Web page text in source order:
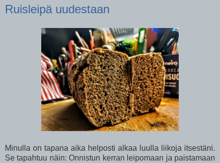
Ruisleipä uudestaan
Minulla on tapana aika helposti alkaa luulla liikoja itsestäni.
Se tapahtuu näin: Onnistun kerran leipomaan ja paistamaan